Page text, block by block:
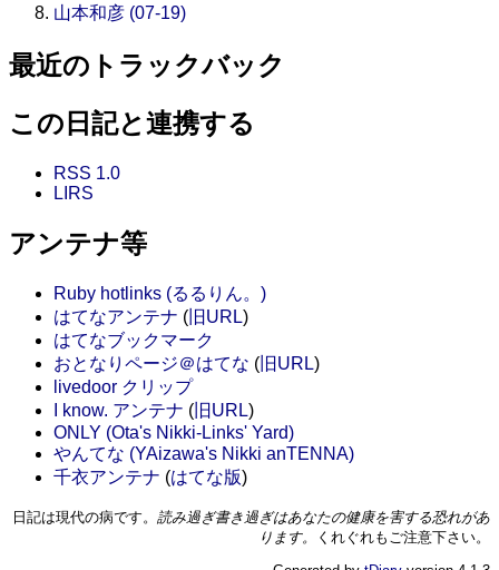
山本和彦 (07-19)
最近のトラックバック
この日記と連携する
RSS 1.0
LIRS
アンテナ等
Ruby hotlinks (るるりん。)
はてなアンテナ ( 旧URL)
はてなブックマーク
おとなりページ＠はてな ( 旧URL)
livedoor クリップ
I know. アンテナ ( 旧URL)
ONLY (Ota's Nikki-Links' Yard)
やんてな (YAizawa's Nikki anTENNA)
千衣アンテナ (はてな版)
日記は現代の病です。 読み過ぎ書き過ぎはあなたの健康を害する恐れがあ
ります。
くれぐれもご注意下さい。